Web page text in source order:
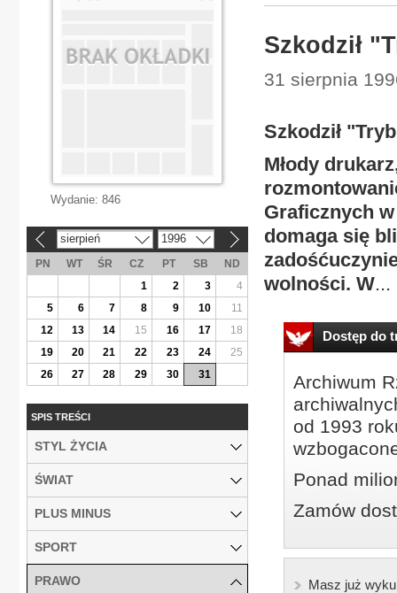
Szkodził
31 sierpnia
Szkodził
Młody
Graficznych
domaga się
wolności. W...
Dostęp do
Archiwum
od 1993
Ponad
Zamów
Masz już
Wydanie: 846
sierpień 1996
PN WT ŚR CZ PT SB
ND
1
2 3
4
5
6 7 8 9 10
11
12
13 14 15 16 17
18
19
20 21 22 23 24
25
26
27 28 29 30 31
SPIS TREŚCI
STYL ŻYCIA
ŚWIAT
PLUS MINUS
SPORT
PRAWO